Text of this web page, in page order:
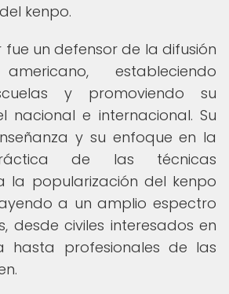
kenpo.
fue un defensor de la difusión
estableciendo
y promoviendo su
nacional e internacional. Su
y su enfoque en la
de las técnicas
la popularización del kenpo
a un amplio espectro
desde civiles interesados en
hasta profesionales de las